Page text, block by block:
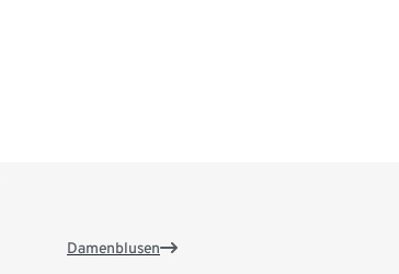
Damenblusen